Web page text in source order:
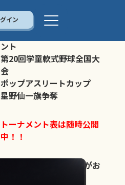
イン
センス・トラストトーナメ
ント
第20回学童軟式野球全国大
会
ポップアスリートカップ
星野仙一旗争奪
トーナメント表は随時公開
中！！
がお